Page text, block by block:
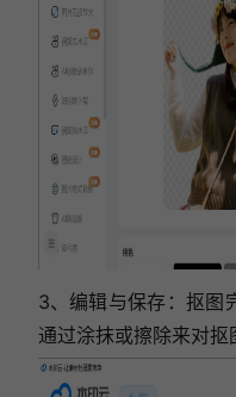
3、编辑与保存：抠图
通过涂抹或擦除来对抠